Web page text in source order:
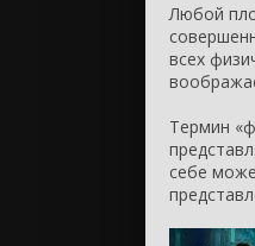
Любой
всех
Термин
себе